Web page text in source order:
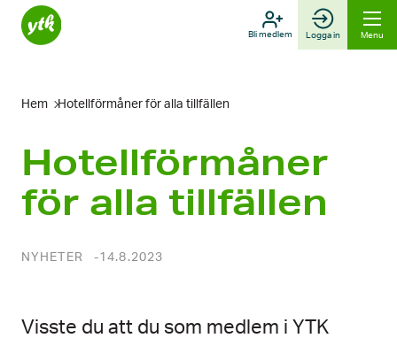
Skip
Bli medlem Logga in Menu
Hem Hotellförmåner för alla tillfällen
Hotellförmåner
för alla tillfällen
NYHETER 14.8.2023
Visste du att du som medlem i YTK